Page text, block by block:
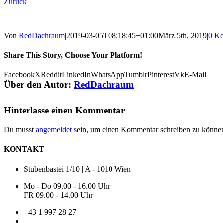
Von RedDachraum|2019-03-05T08:18:45+01:00März 5th, 2019|0
Share This Story, Choose Your Platform!
FacebookXRedditLinkedInWhatsAppTumblrPinterestVkE-Mail
Über den Autor: RedDachraum
Hinterlasse einen Kommentar
Du musst angemeldet sein, um einen Kommentar schreiben zu
KONTAKT
Stubenbastei 1/10 | A - 1010 Wien
Mo - Do 09.00 - 16.00 Uhr
FR 09.00 - 14.00 Uhr
+43 1 997 28 27